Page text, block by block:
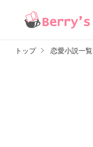
トップ 恋愛小説一覧